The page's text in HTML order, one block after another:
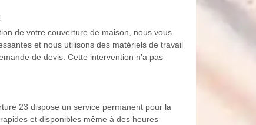
de votre couverture de maison, nous vous
et nous utilisons des matériels de travail
de devis. Cette intervention n’a pas
23 dispose un service permanent pour la
et disponibles même à des heures